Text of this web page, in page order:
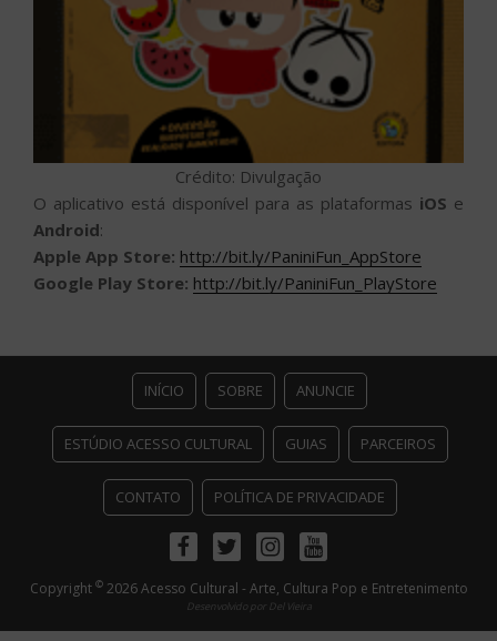
Crédito: Divulgação
O aplicativo está disponível para as plataformas iOS e
Android:
Apple App Store: http://bit.ly/PaniniFun_AppStore
Google Play Store: http://bit.ly/PaniniFun_PlayStore
INÍCIO SOBRE ANUNCIE
ESTÚDIO ACESSO CULTURAL GUIAS PARCEIROS
CONTATO POLÍTICA DE PRIVACIDADE
FacebookTwitterInstagramYoutube
Copyright ©2026 Acesso Cultural - Arte, Cultura Pop e Entretenimento
Desenvolvido por Del Vieira